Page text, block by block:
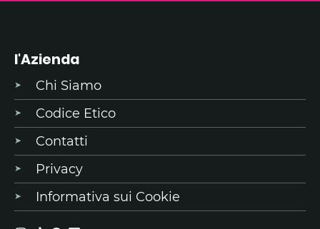
l'Azienda
Chi Siamo
Codice Etico
Contatti
Privacy
Informativa sui Cookie